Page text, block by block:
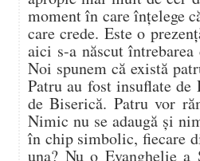
moment în care înțelege
care crede. Este o
aici s-a născut
Noi spunem că există
Patru au fost insuflate
de Biserică. Patru vor
Nimic nu se adaugă și
în chip simbolic, fiecare
una? Nu o Evanghelie